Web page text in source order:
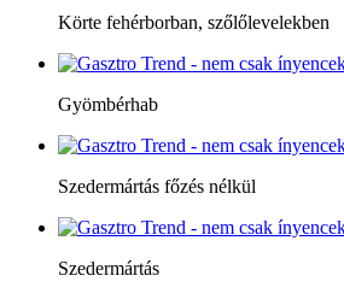
Körte fehérborban, szőlőlevelekben
Gyömbérhab
Szedermártás főzés nélkül
Szedermártás